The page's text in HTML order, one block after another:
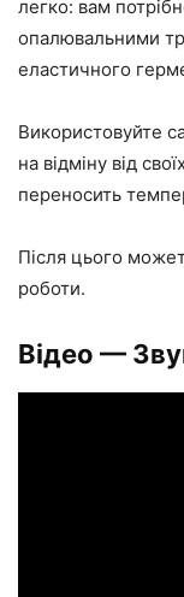
легко: вам
опалювальними
еластичного
Використовуйте
на відміну від
переносить
Після цього
роботи.
Відео —